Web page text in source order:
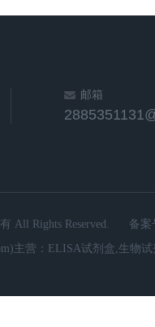
邮箱
All Rights Reserved.
备案
主营：ELISA试剂盒,生物